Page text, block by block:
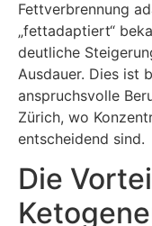
Fettverbrennung
„fettadaptiert“
deutliche
Ausdauer. Dies ist
anspruchsvolle
Zürich, wo
entscheidend sind.
Die